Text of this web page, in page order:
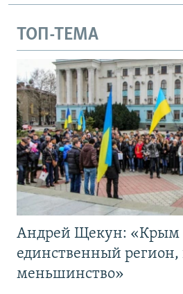
ТОП-ТЕМА
Андрей Щекун: «Крым
единственный регион,
меньшинство»